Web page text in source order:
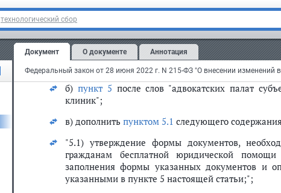
технологический сбор
Документ О документе Аннотация
Федерации" (Собрание законодательства
ст. 4134) следующие изменения:
1) встатье 11:
а)пункт 4после слов "государственных
б) пункт 5 после слов "адвокатских палат
клиник";
в) дополнить пунктом 5.1 следующего
"5.1) утверждение формы документов,
гражданам бесплатной юридической
заполнения формы указанных документов и
указанными в пункте 5 настоящей статьи;";